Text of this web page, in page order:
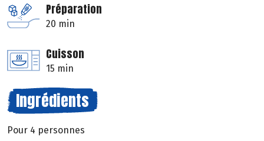
Préparation
20 min
Cuisson
15 min
Ingrédients
Pour 4 personnes